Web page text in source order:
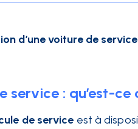
d’une voiture de service
: qu’est-ce
de service est à